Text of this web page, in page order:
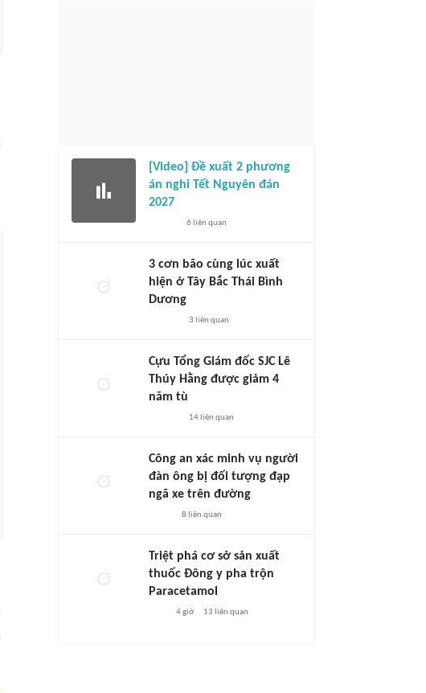
[Video] Đề xuất 2 phương
án nghỉ Tết Nguyên đán
2027
6 liên quan
3 cơn bão cùng lúc xuất
hiện ở Tây Bắc Thái Bình
Dương
3 liên quan
Cựu Tổng Giám đốc SJC Lê
Thúy Hằng được giảm 4
năm tù
14 liên quan
Công an xác minh vụ người
đàn ông bị đối tượng đạp
ngã xe trên đường
8 liên quan
Triệt phá cơ sở sản xuất
thuốc Đông y pha trộn
Paracetamol
4 giờ 13 liên quan